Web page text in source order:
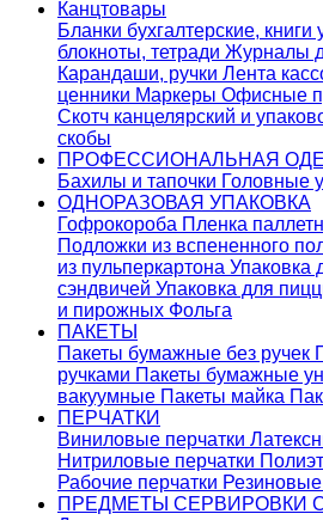
Канцтовары
Бланки бухгалтерские, книги
блокноты, тетради Журналы
Карандаши, ручки Лента
ценники Маркеры Офисные
Скотч канцелярский и
скобы
ПРОФЕССИОНАЛЬНАЯ
Бахилы и тапочки Головные
ОДНОРАЗОВАЯ УПАКОВКА
Гофрокороба Пленка
Подложки из вспененного
из пульперкартона Упаковка
сэндвичей Упаковка для
и пирожных Фольга
ПАКЕТЫ
Пакеты бумажные без ручек
ручками Пакеты бумажные
вакуумные Пакеты майка
ПЕРЧАТКИ
Виниловые перчатки
Нитриловые перчатки
Рабочие перчатки Резиновые
ПРЕДМЕТЫ СЕРВИРОВКИ